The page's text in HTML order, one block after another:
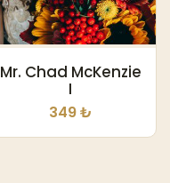
Mr. Chad McKenzie
I
349 ₺